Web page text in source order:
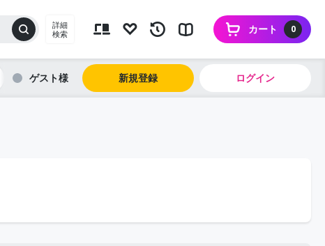
詳細
検索
0
カート
ゲスト 新規登録 ログイン